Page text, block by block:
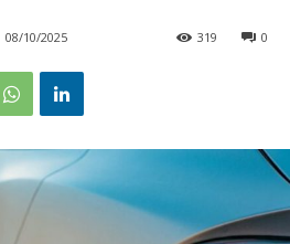
08/10/2025 0
319